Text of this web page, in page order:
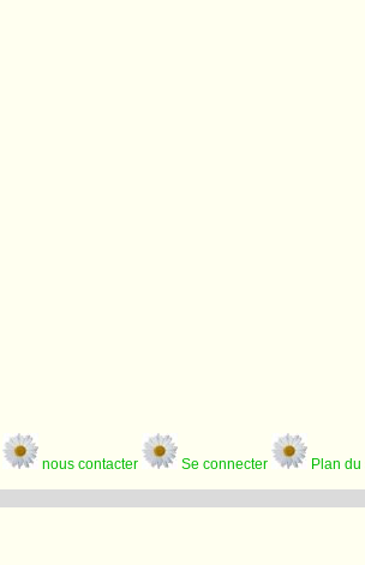
nous contacter Se connecter Plan du